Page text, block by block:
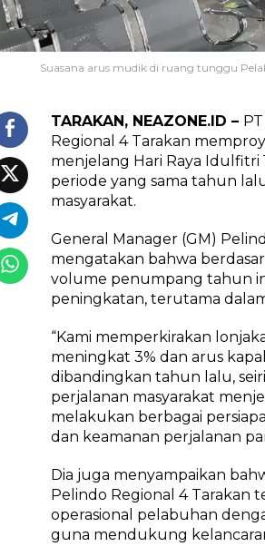
g
n
a
l
T
a
k
n
L
k
u
a
n
B
e
a
g
a
i
Suasana arus mudik di ruang tunggu
TARAKAN, NEAZONE.ID –
Regional 4 Tarakan
menjelang Hari Raya Idulfitri
periode yang sama tahun
masyarakat.
General Manager (GM)
mengatakan bahwa
volume penumpang tahun
peningkatan, terutama
“Kami memperkirakan
meningkat 3% dan arus
dibandingkan tahun lalu,
perjalanan masyarakat
melakukan berbagai
dan keamanan perjalanan
Dia juga menyampaikan
Pelindo Regional 4 Tarakan
operasional pelabuhan
guna mendukung